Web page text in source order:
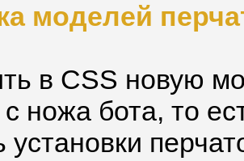
моделей
в CSS новую
с ножа бота, то
установки